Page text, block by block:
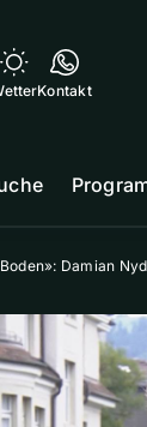
Kontakt
Damian